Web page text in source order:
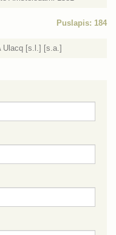
Puslapis: 184
Ulacq [s.l.] [s.a.]